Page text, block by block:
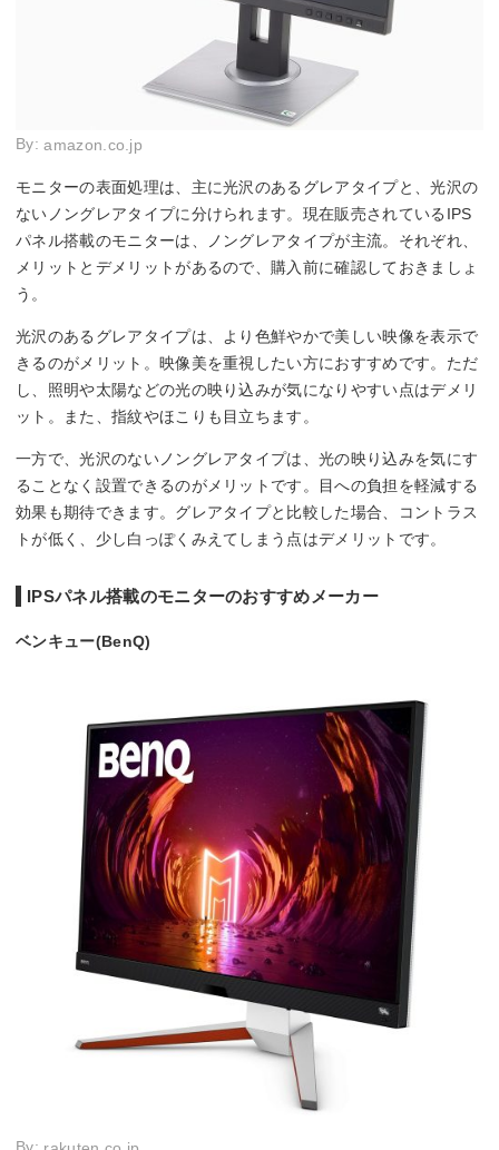
By:amazon.co.jp
モニターの表面処理は、主に光沢のあるグレアタイプと、光沢の
ないノングレアタイプに分けられます。現在販売されているIPS
パネル搭載のモニターは、ノングレアタイプが主流。それぞれ、
メリットとデメリットがあるので、購入前に確認しておきましょ
う。
光沢のあるグレアタイプは、より色鮮やかで美しい映像を表示で
きるのがメリット。映像美を重視したい方におすすめです。ただ
し、照明や太陽などの光の映り込みが気になりやすい点はデメリ
ット。また、指紋やほこりも目立ちます。
一方で、光沢のないノングレアタイプは、光の映り込みを気にす
ることなく設置できるのがメリットです。目への負担を軽減する
効果も期待できます。グレアタイプと比較した場合、コントラス
トが低く、少し白っぽくみえてしまう点はデメリットです。
IPSパネル搭載のモニターのおすすめメーカー
ベンキュー(BenQ)